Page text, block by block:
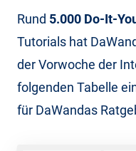
Rund 5.000 Do-It-
Tutorials hat
der Vorwoche der
folgenden Tabelle
für DaWandas